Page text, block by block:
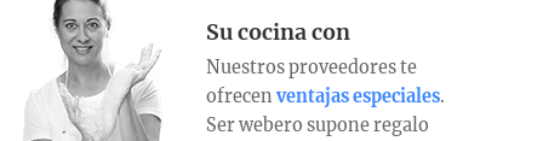
Su cocina con
Nuestros proveedores te
ofrecen ventajas especiales.
Ser webero supone regalo